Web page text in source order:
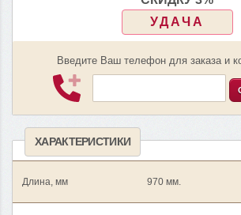
УДАЧА
Введите Ваш телефон для заказа и
ХАРАКТЕРИСТИКИ
Длина, мм 970 мм.